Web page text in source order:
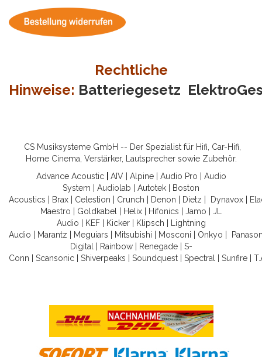
Rechtliche
Hinweise: Batteriegesetz
CS Musiksysteme GmbH -- Der Spezialist für Hifi, Car-Hifi,
Home Cinema, Verstärker, Lautsprecher sowie Zubehör.
Advance Acoustic
AIV| Alpine| Audio Pro | Audio
System | Audiolab | Autotek | Boston
Acoustics | Brax | Celestion | Crunch | Denon | Dietz | Dynavox |
Maestro | Goldkabel | Helix | Hifonics | Jamo | JL
Audio | KEF| Kicker| Klipsch | Lightning
Audio | Marantz | Meguiars | Mitsubishi | Mosconi | Onkyo |
Digital | Rainbow| Renegade| S-
Conn | Scansonic | Shiverpeaks | Soundquest | Spectral | Sunfire |